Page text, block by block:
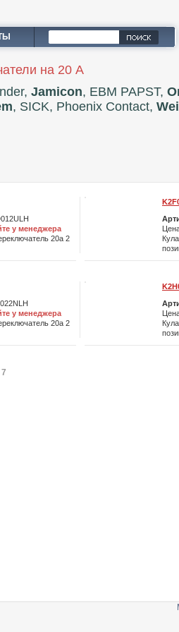
на 20 А
Jamicon, EBM PAPST,
, SICK, Phoenix Contact,
у менеджера
20а 2
у менеджера
20а 2
7